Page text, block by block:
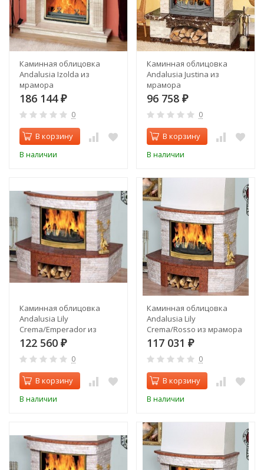
Каминная облицовка
Andalusia Izolda из
мрамора
186 144 ₽
0
В корзину
В наличии
Каминная облицовка
Andalusia Justina из
мрамора
96 758 ₽
0
В корзину
В наличии
Каминная облицовка
Andalusia Lily
Crema/Emperador из
мрамора
122 560 ₽
0
В корзину
В наличии
Каминная облицовка
Andalusia Lily
Crema/Rosso из мрамора
117 031 ₽
0
В корзину
В наличии